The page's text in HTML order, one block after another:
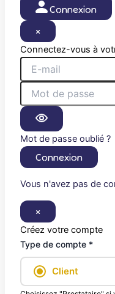
Connexion
×
Connectez-vous à
Mot de passe oublié ?
Connexion
Vous n'avez pas de
×
Créez votre compte
Type de compte *
Client